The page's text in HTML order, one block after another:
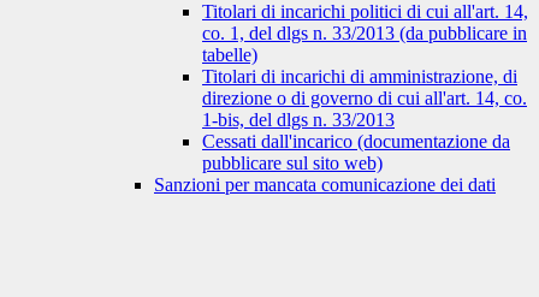
Titolari di incarichi politici di cui all'art. 14,
co. 1, del dlgs n. 33/2013 (da pubblicare in
tabelle)
Titolari di incarichi di amministrazione, di
direzione o di governo di cui all'art. 14, co.
1-bis, del dlgs n. 33/2013
Cessati dall'incarico (documentazione da
pubblicare sul sito web)
Sanzioni per mancata comunicazione dei dati